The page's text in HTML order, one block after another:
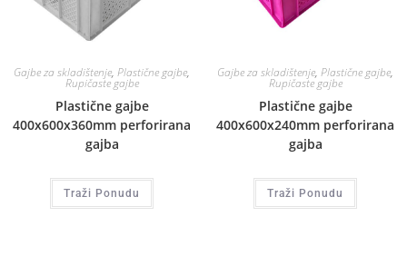
Gajbe za skladištenje, Plastične gajbe,
Rupičaste gajbe
Plastične gajbe
400x600x360mm perforirana
gajba
Traži Ponudu
Gajbe za skladištenje, Plastične gajbe,
Rupičaste gajbe
Plastične gajbe
400x600x240mm perforirana
gajba
Traži Ponudu